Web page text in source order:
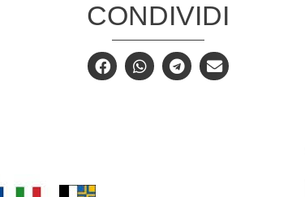
CONDIVIDI